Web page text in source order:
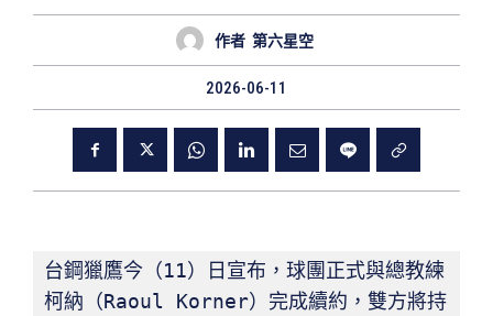
作者 第六星空
2026-06-11
台鋼獵鷹今（11）日宣布，球團正式與總教練
柯納（Raoul Korner）完成續約，雙方將持